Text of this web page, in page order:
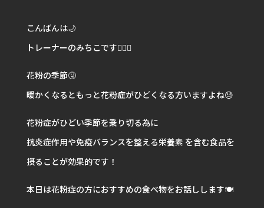
こんばんは🌙
トレーナーのみちこです🙋🏽‍♀️
花粉の季節🤧
暖かくなるともっと花粉症がひどくなる方いますよね😓
花粉症がひどい季節を乗り切る為に
抗炎症作用や免疫バランスを整える栄養素 を含む食品を
摂ることが効果的です！
本日は花粉症の方におすすめの食べ物をお話しします🍽️